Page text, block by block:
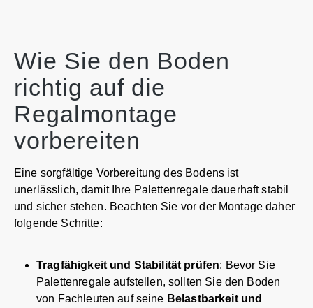
Wie Sie den Boden
richtig auf die
Regalmontage
vorbereiten
Eine sorgfältige Vorbereitung des Bodens ist
unerlässlich, damit Ihre Palettenregale dauerhaft stabil
und sicher stehen. Beachten Sie vor der Montage daher
folgende Schritte:
Tragfähigkeit und Stabilität prüfen: Bevor Sie
Palettenregale aufstellen, sollten Sie den Boden
von Fachleuten auf seine Belastbarkeit und